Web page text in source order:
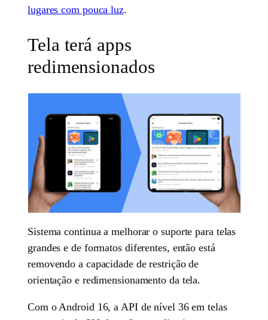
lugares com pouca luz.
Tela terá apps
redimensionados
Sistema continua a melhorar o suporte para telas
grandes e de formatos diferentes, então está
removendo a capacidade de restrição de
orientação e redimensionamento da tela.
Com o Android 16, a API de nível 36 em telas